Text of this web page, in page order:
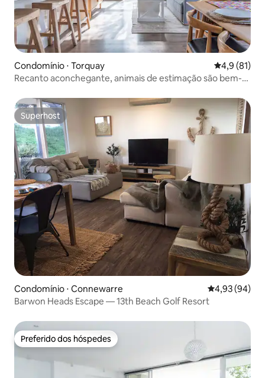
Condomínio ⋅ Torquay 4,9 de uma
4,9 (81)
Recanto aconchegante, animais de estimação são bem-
Superhost
Superhost
Condomínio ⋅ Connewarre 4,93 de uma
4,93 (94)
Barwon Heads Escape — 13th Beach Golf Resort
Preferido dos hóspedes
Preferido dos hóspedes